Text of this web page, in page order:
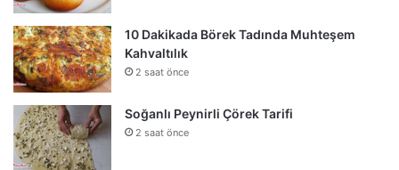
10 Dakikada Börek Tadında Muhteşem
Kahvaltılık
2 saat önce
Soğanlı Peynirli Çörek Tarifi
2 saat önce